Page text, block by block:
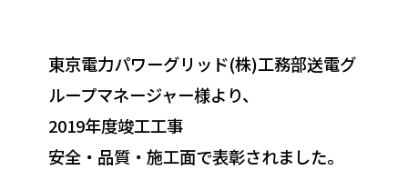
東京電力パワーグリッド(株)工務部送電グ
ループマネージャー様より、
2019年度竣工工事
安全・品質・施工面で表彰されました。